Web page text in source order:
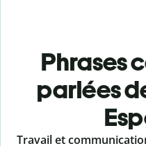
Phrases
parlées
Slide 1 of 6
Travail et